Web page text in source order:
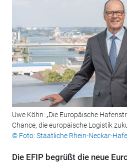
Uwe Köhn: „Die Europäische
Chance, die europäische Logistik
© Foto: Staatliche Rhein-Neckar-
Die EFIP begrüßt die neue